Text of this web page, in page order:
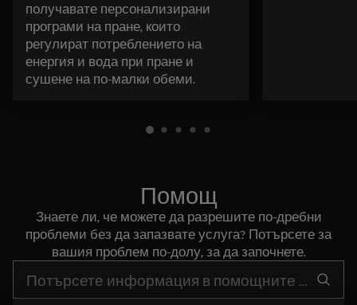
получавате персонализирани
програми на пране, които
регулират потреблението на
енергия и вода при пране и
сушене на по-малки обеми.
Помощ
Знаете ли, че можете да разрешите по-дребни
проблеми без да запазвате услуга? Потърсете за
вашия проблем по-долу, за да започнете.